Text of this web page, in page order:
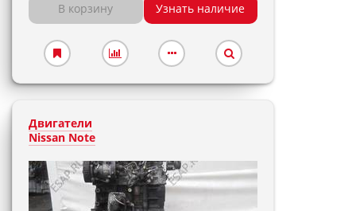
В корзину Узнать наличие
Двигатели
Nissan Note